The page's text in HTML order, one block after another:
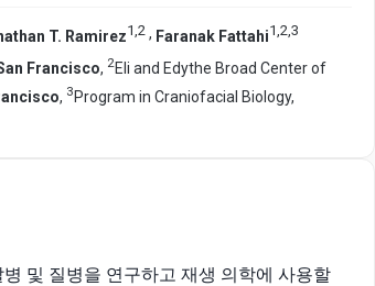
T. Ramirez1,2 , Faranak Fattahi1,2,3
Francisco, 2Eli and Edythe Broad Center of
, 3 Program in Craniofacial Biology,
및 질병을 연구하고 재생 의학에 사용할